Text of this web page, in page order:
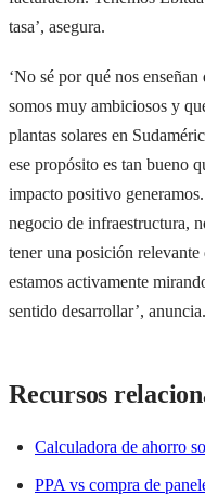
tasa’, asegura.
‘No sé por qué nos
somos muy ambiciosos y
plantas solares en
ese propósito es tan bueno
impacto positivo
negocio de infraestructura,
tener una posición
estamos activamente
sentido desarrollar’, anuncia.
Recursos
Calculadora de ahorro
PPA vs compra de